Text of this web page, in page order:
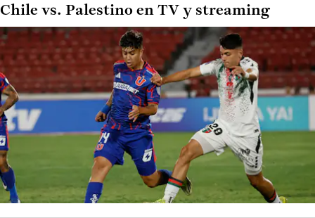
Chile vs. Palestino en TV y streaming